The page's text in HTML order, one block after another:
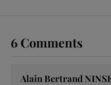
6 Comments
Alain Bertrand